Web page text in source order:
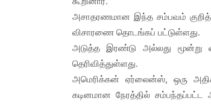
அசாதரணமான இந்த சம்பவம்
விசாரணை தொடங்கப் பட்டுள்ளது.
அடுத்த இரண்டு அல்லது மூன்று
தெரிவித்துள்ளது.
அமெரிக்கன் ஏர்லைன்ஸ், ஒரு
கடினமான நேரத்தில்